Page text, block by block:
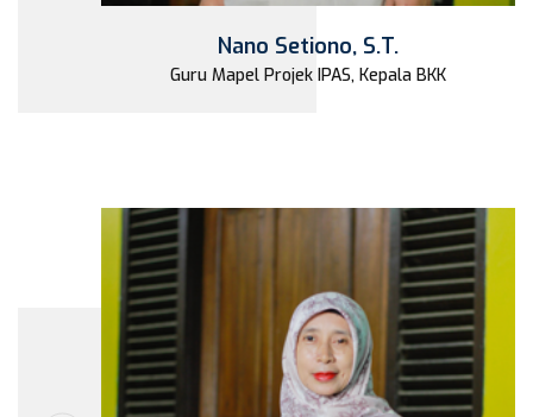
Nano Setiono, S.T.
Guru Mapel Projek IPAS, Kepala BKK